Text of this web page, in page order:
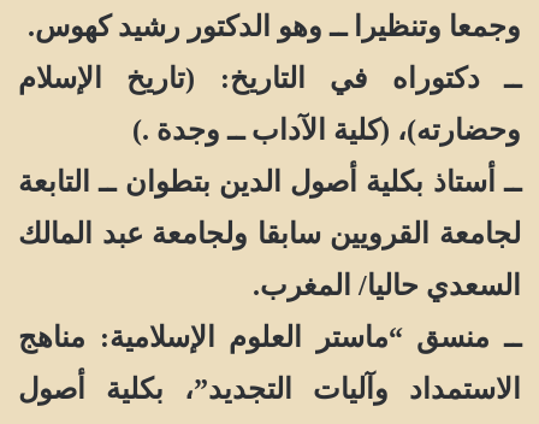
وجمعا وتنظيرا ــ وهو الدكتور رشيد كهوس.
ــ دكتوراه في التاريخ: (تاريخ الإسلام
وحضارته)، (كلية الآداب ــ وجدة .)
ــ أستاذ بكلية أصول الدين بتطوان ــ التابعة
لجامعة القرويين سابقا ولجامعة عبد المالك
السعدي حاليا/ المغرب.
ــ منسق “ماستر العلوم الإسلامية: مناهج
الاستمداد وآليات التجديد”، بكلية أصول